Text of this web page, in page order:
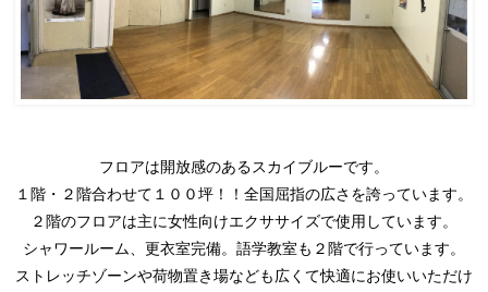
フロアは開放感のあるスカイブルーです。
１階・２階合わせて１００坪！！全国屈指の広さを誇っています。
２階のフロアは主に女性向けエクササイズで使用しています。
シャワールーム、更衣室完備。語学教室も２階で行っています。
ストレッチゾーンや荷物置き場なども広くて快適にお使いいただけ